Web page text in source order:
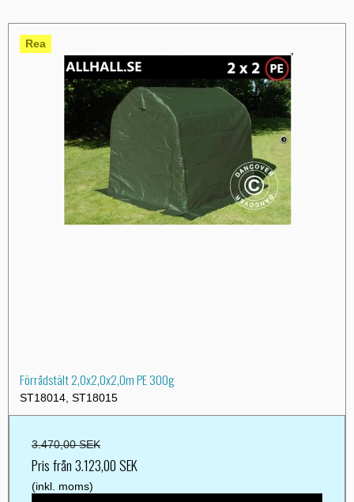
Rea
Förrådstält 2,0x2,0x2,0m PE 300g
ST18014, ST18015
3.470,00 SEK
Pris från3.123,00 SEK
(inkl. moms)